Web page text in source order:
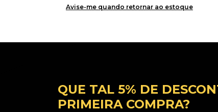
Avise-me quando retornar ao estoque
QUE TAL 5% DE
PRIMEIRA COMPRA?